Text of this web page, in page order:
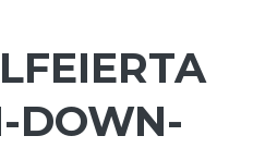
DOWN-